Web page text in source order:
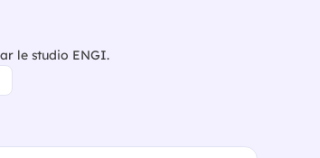
le studio ENGI.